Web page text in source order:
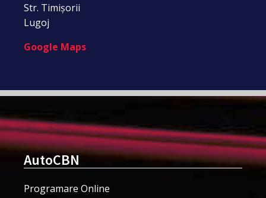
Str. Timișorii
Lugoj
Google Maps
AutoCBN
Programare Online